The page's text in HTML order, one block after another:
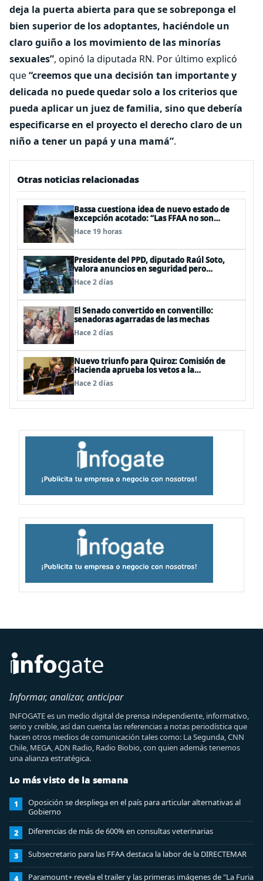
deja la puerta abierta para que se sobreponga el
bien superior de los adoptantes, haciéndole un
claro guiño a los movimiento de las minorías
sexuales”, opinó la diputada RN. Por último explicó
que“creemos que una decisión tan importante y
delicada no puede quedar solo a los criterios que
pueda aplicar un juez de familia, sino que debería
especificarse en el proyecto el derecho claro de un
niño a tener un papá y una mamá”.
Otras noticias relacionadas
Bassa cuestiona idea de nuevo estado de
excepción acotado: “Las FFAA no son
policías”
Hace 19 horas
Presidente del PPD, diputado Raúl Soto,
valora anuncios en seguridad pero
advierte ausencia clave: alzamiento del
secreto bancario
Hace 2 días
El Senado convertido en conventillo:
senadoras agarradas de las mechas
Hace 2 días
Nuevo triunfo para Quiroz: Comisión de
Hacienda aprueba los vetos a la
Megarreforma
Hace 2 días
Informar, analizar, anticipar
INFOGATE es un medio digital de prensa independiente, informativo,
serio y creíble, así dan cuenta las referencias a notas periodística que
hacen otros medios de comunicación tales como: La Segunda, CNN
Chile, MEGA, ADN Radio, Radio Biobio, con quien además tenemos
una alianza estratégica.
Lo más visto de la semana
1
Oposición se despliega en el país para articular alternativas al
Gobierno
2 Diferencias de más de 600% en consultas veterinarias
3 Subsecretario para las FFAA destaca la labor de la DIRECTEMAR
4 Paramount+ revela el trailer y las primeras imágenes de "La Furia